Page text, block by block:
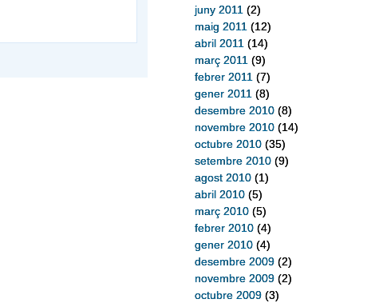
juny 2011 (2)
maig 2011 (12)
abril 2011 (14)
març 2011 (9)
febrer 2011 (7)
gener 2011 (8)
desembre 2010 (8)
novembre 2010 (14)
octubre 2010 (35)
setembre 2010 (9)
agost 2010 (1)
abril 2010 (5)
març 2010 (5)
febrer 2010 (4)
gener 2010 (4)
desembre 2009 (2)
novembre 2009 (2)
octubre 2009 (3)